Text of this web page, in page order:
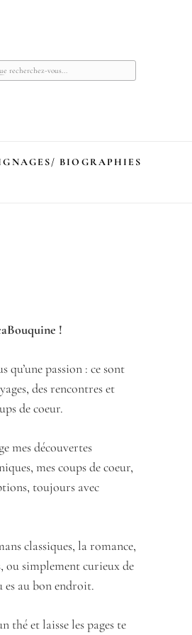
BIOGRAPHIES
!
qu’une passion : ce sont
des rencontres et
de coeur.
mes découvertes
mes coups de coeur,
toujours avec
classiques, la romance,
ou simplement curieux de
es au bon endroit.
thé et laisse les pages te